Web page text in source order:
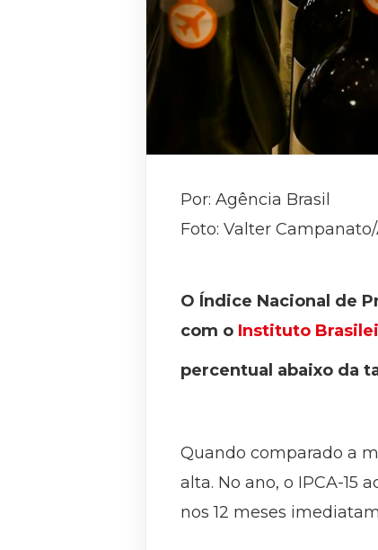
Por: Agência Brasil
Foto: Valter
O Índice Nacional de
com o Instituto
percentual abaixo da
Quando comparado a
alta. No ano, o IPCA-15
nos 12 meses